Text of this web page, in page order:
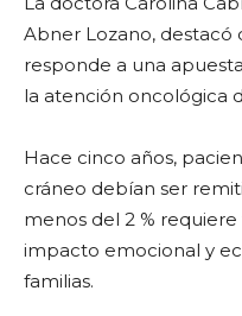
Abner Lozano,
responde a una
la atención oncológica
Hace cinco años,
cráneo debían ser
menos del 2 %
impacto emocional y
familias.